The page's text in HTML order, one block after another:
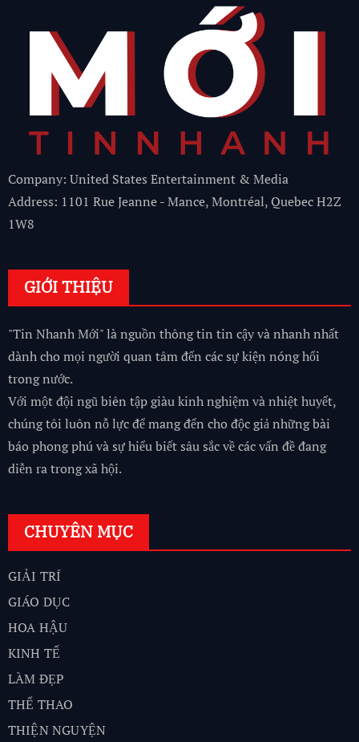
Company: United States Entertainment & Media
Address: 1101 Rue Jeanne - Mance, Montréal, Quebec H2Z
1W8
GIỚI THIỆU
"Tin Nhanh Mới" là nguồn thông tin tin cậy và nhanh nhất
dành cho mọi người quan tâm đến các sự kiện nóng hổi
trong nước.
Với một đội ngũ biên tập giàu kinh nghiệm và nhiệt huyết,
chúng tôi luôn nỗ lực để mang đến cho độc giả những bài
báo phong phú và sự hiểu biết sâu sắc về các vấn đề đang
diễn ra trong xã hội.
CHUYÊN MỤC
GIẢI TRÍ
GIÁO DỤC
HOA HẬU
KINH TẾ
LÀM ĐẸP
THỂ THAO
THIỆN NGUYỆN